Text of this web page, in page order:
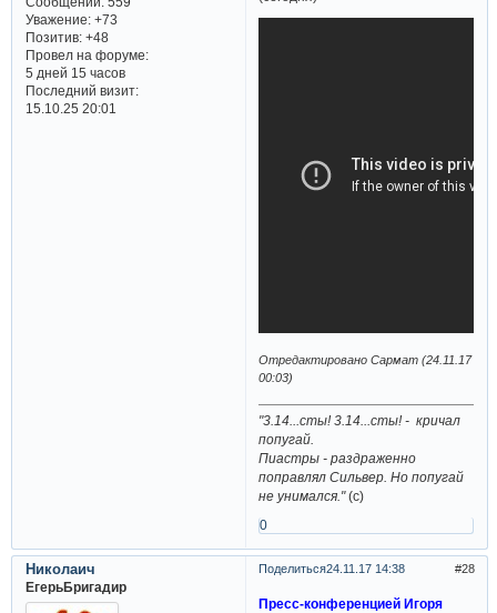
Уважение: +73
Позитив: +48
Провел на форуме:
5 дней 15 часов
Последний визит:
15.10.25 20:01
Отредактировано Сармат (24.11.17
00:03)
"3.14...сты! 3.14...сты! - кричал
попугай.
Пиастры - раздраженно
поправлял Сильвер. Но попугай
не унимался."(с)
0
Поделиться 28
24.11.17 14:38
Николаич
ЕгерьБригадир
Пресс-конференцией Игоря